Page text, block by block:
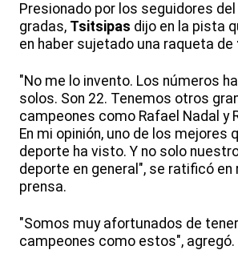
Presionado por los seguidores
gradas, Tsitsipas dijo en la pista
en haber sujetado una raqueta de
"No me lo invento. Los números
solos. Son 22. Tenemos otros
campeones como Rafael Nadal y
En mi opinión, uno de los mejores
deporte ha visto. Y no solo
deporte en general", se ratificó en
prensa.
"Somos muy afortunados de
campeones como estos", agregó.